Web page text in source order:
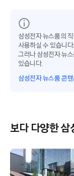
삼성전자 뉴스룸의
사용하실 수 있습니다.
그러나 삼성전자 뉴
있습니다.
삼성전자 뉴스룸 콘
보다 다양한 삼